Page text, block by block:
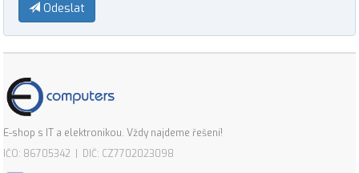
Odeslat
E-shop s IT a elektronikou. Vždy najdeme řešení!
IČO: 86705342 | DIČ: CZ7702023098